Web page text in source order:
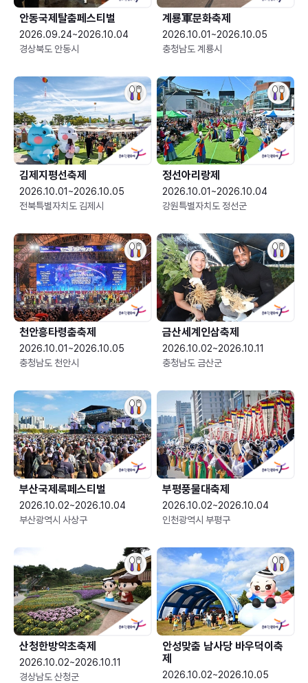
안동국제탈춤페스티벌
2026.09.24~2026.10.04
경상북도 안동시
2026.10.01~2026.10.05
충청남도 계룡시
김제지평선축제
2026.10.01~2026.10.05
전북특별자치도 김제시
정선아리랑제
2026.10.01~2026.10.04
강원특별자치도 정선군
천안흥타령춤축제
2026.10.01~2026.10.05
충청남도 천안시
금산세계인삼축제
2026.10.02~2026.10.11
충청남도 금산군
부산국제록페스티벌
2026.10.02~2026.10.04
부산광역시 사상구
부평풍물대축제
2026.10.02~2026.10.04
인천광역시 부평구
산청한방약초축제
2026.10.02~2026.10.11
경상남도 산청군
안성맞춤 남사당 바우덕이축
제
2026.10.02~2026.10.05